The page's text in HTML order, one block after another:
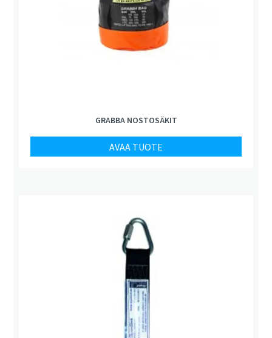
GRABBA NOSTOSÄKIT
AVAA TUOTE